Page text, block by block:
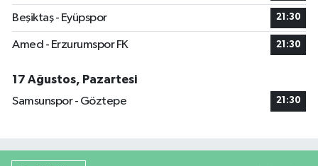
Beşiktaş - Eyüpspor 21:30
Amed - Erzurumspor FK 21:30
17 Ağustos, Pazartesi
Samsunspor - Göztepe
21:30